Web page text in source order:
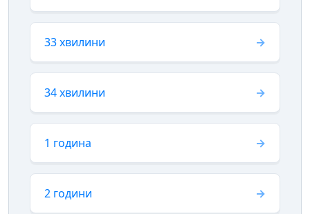
33 хвилини
34 хвилини
1 година
2 години